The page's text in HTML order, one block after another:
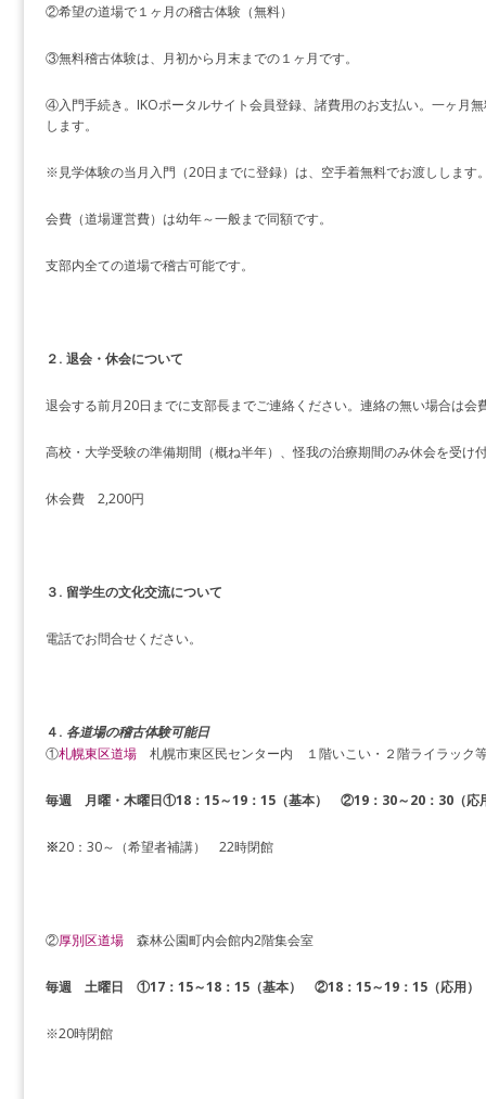
②希望の道場で１ヶ月の稽古体験（無料）
③無料稽古体験は、月初から月末までの１ヶ月です。
④入門手続き。IKOポータルサイト会員登録、諸費用のお支払い。一ヶ月
します。
※見学体験の当月入門（20日までに登録）は、空手着無料でお渡しします
会費（道場運営費）は幼年～一般まで同額です。
支部内全ての道場で稽古可能です。
２. 退会・休会について
退会する前月20日までに支部長までご連絡ください。連絡の無い場合は会
高校・大学受験の準備期間（概ね半年）、怪我の治療期間のみ休会を受け
休会費 2,200円
３. 留学生の文化交流について
電話でお問合せください。
４. 各道場の稽古体験可能日
①札幌東区道場札幌市東区民センター内 １階いこい・２階ライラック
毎週 月曜・木曜日①18：15～19：15（基本） ②19：30～20：30（
※20：30～（希望者補講） 22時閉館
②厚別区道場森林公園町内会館内2階集会室
毎週 土曜日 ①17：15～18：15（基本） ②18：15～19：15（応用）
※20時閉館